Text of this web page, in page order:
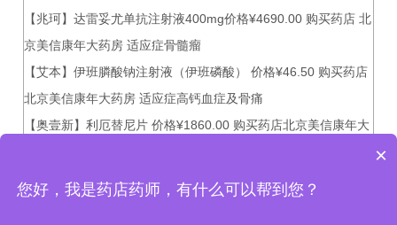
【兆珂】达雷妥尤单抗注射液400mg价格¥4690.00 购买药店 北
京美信康年大药房 适应症骨髓瘤
【艾本】伊班膦酸钠注射液（伊班磷酸） 价格¥46.50 购买药店
北京美信康年大药房 适应症高钙血症及骨痛
【奥壹新】利厄替尼片 价格¥1860.00 购买药店北京美信康年大
×
您好，我是药店药师，有什么可以帮到您？